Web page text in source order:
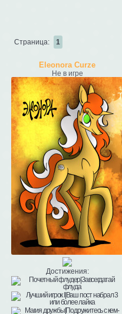
Страница: 1
Eleonora Curze
Не в игре
Достижения: